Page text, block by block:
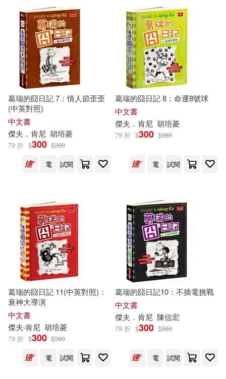
葛瑞的囧日記 7：情人節歪歪
(中英對照)
中文書
傑夫 ． 肯尼 胡培菱
79 折 $300 $380
電
試閱
葛瑞的囧日記 8：命運8號球
中文書
傑夫 ． 肯尼 胡培菱
79 折 $300 $380
電 試閱
葛瑞的囧日記 11(中英對照)：
衰神大導演
中文書
傑夫‧肯尼 胡培菱
79 折 $300 $380
電
試閱
葛瑞的囧日記10：不插電挑戰
中文書
傑夫 ． 肯尼 陳信宏
79 折 $300 $380
電 試閱